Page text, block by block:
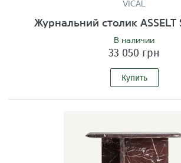
VICAL
Журнальний столик ASSELT
В наличии
33 050 грн
Купить